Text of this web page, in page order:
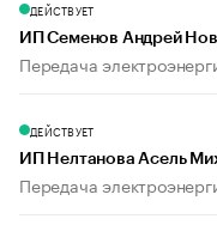
ДЕЙСТВУЕТ
ИП Семенов Андрей
Передача
ДЕЙСТВУЕТ
ИП Нелтанова Асель
Передача